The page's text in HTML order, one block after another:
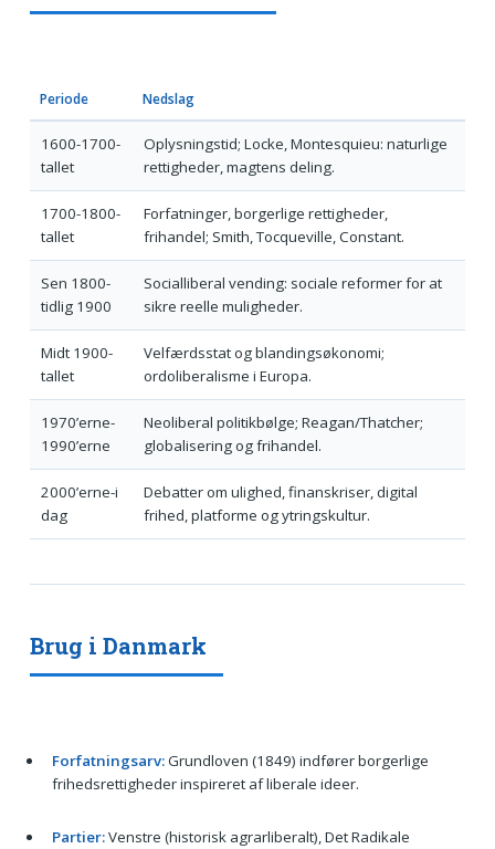
Periode Nedslag
1600-1700-
tallet
Oplysningstid; Locke, Montesquieu: naturlige
rettigheder, magtens deling.
1700-1800-
tallet
Forfatninger, borgerlige rettigheder,
frihandel; Smith, Tocqueville, Constant.
Sen 1800-
tidlig 1900
Socialliberal vending: sociale reformer for at
sikre reelle muligheder.
Midt 1900-
tallet
Velfærdsstat og blandingsøkonomi;
ordoliberalisme i Europa.
1970’erne-
1990’erne
Neoliberal politikbølge; Reagan/Thatcher;
globalisering og frihandel.
2000’erne-i
dag
Debatter om ulighed, finanskriser, digital
frihed, platforme og ytringskultur.
Brug i Danmark
Forfatningsarv:Grundloven (1849) indfører borgerlige
frihedsrettigheder inspireret af liberale ideer.
Partier:Venstre (historisk agrarliberalt), Det Radikale